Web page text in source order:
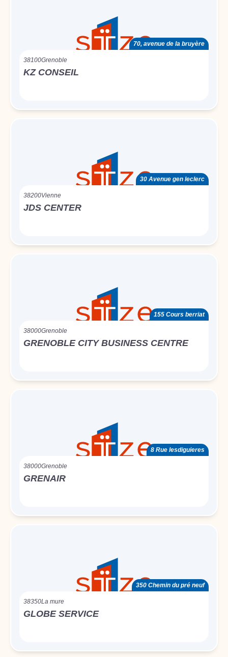
70, avenue de la bruyère
38100Grenoble
KZ CONSEIL
30 Avenue gen leclerc
38200Vienne
JDS CENTER
155 Cours berriat
38000Grenoble
GRENOBLE CITY BUSINESS CENTRE
8 Rue lesdiguieres
38000Grenoble
GRENAIR
350 Chemin du pré neuf
38350La mure
GLOBE SERVICE